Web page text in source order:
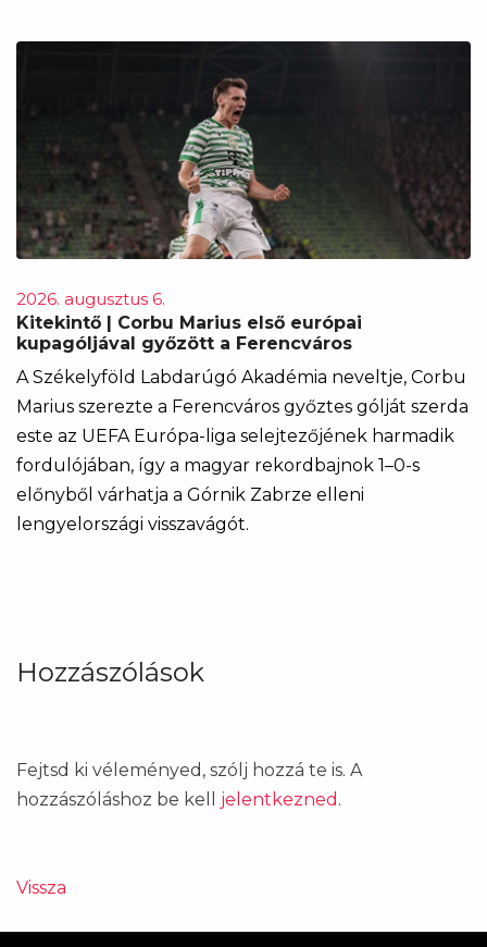
2026. augusztus 6.
Kitekintő | Corbu Marius első európai
kupagóljával győzött a Ferencváros
A Székelyföld Labdarúgó Akadémia neveltje, Corbu
Marius szerezte a Ferencváros győztes gólját szerda
este az UEFA Európa-liga selejtezőjének harmadik
fordulójában, így a magyar rekordbajnok 1–0-s
előnyből várhatja a Górnik Zabrze elleni
lengyelországi visszavágót.
Hozzászólások
Fejtsd ki véleményed, szólj hozzá te is. A
hozzászóláshoz be kell jelentkezned .
Vissza